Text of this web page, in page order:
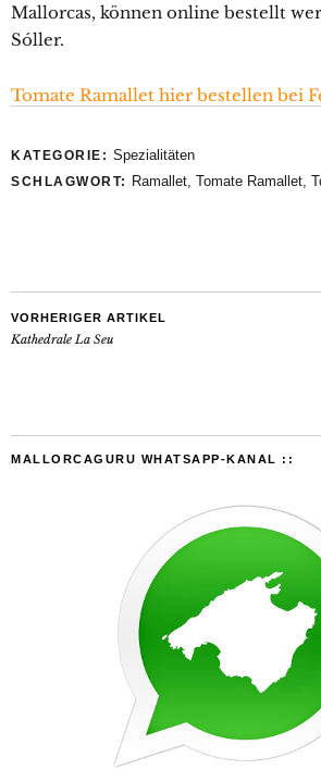
Mallorcas, können online bestellt
Sóller.
Tomate Ramallet hier bestellen bei
KATEGORIE: Spezialitäten
SCHLAGWORT: Ramallet Tomate Ramallet
VORHERIGER ARTIKEL
Kathedrale La Seu
MALLORCAGURU WHATSAPP-KANAL ::